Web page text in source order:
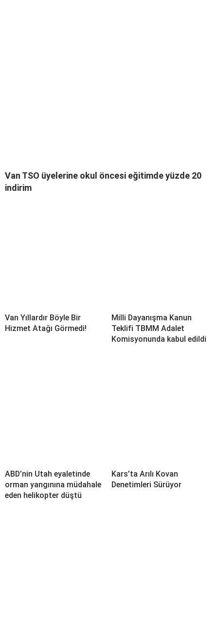
Van TSO üyelerine okul öncesi eğitimde yüzde 20
indirim
Van Yıllardır Böyle Bir
Hizmet Atağı Görmedi!
Milli Dayanışma Kanun
Teklifi TBMM Adalet
Komisyonunda kabul edildi
ABD’nin Utah eyaletinde
orman yangınına müdahale
eden helikopter düştü
Kars’ta Arılı Kovan
Denetimleri Sürüyor